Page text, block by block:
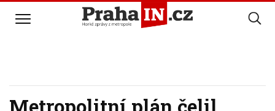
Metropolitní plán čelil